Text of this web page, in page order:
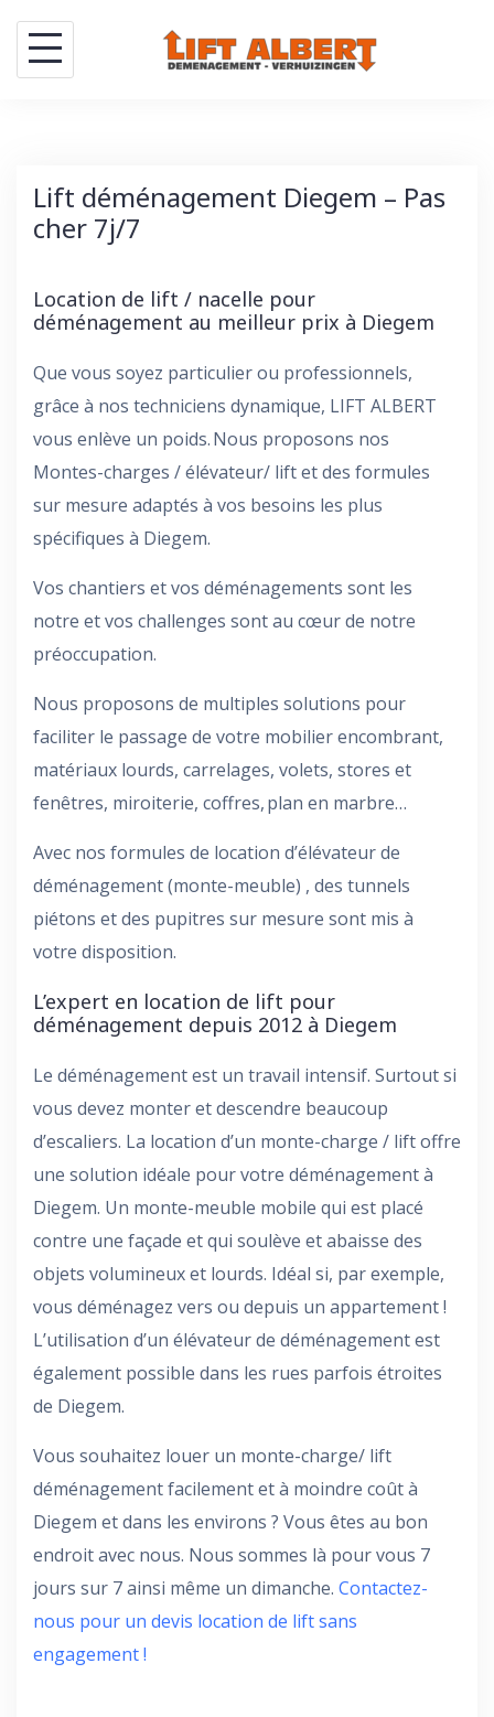
Skip
content
Lift déménagement Diegem – Pas
cher 7j/7
Location de lift / nacelle pour
déménagement au meilleur prix à Diegem
Que vous soyez particulier ou professionnels,
grâce à nos techniciens dynamique, LIFT ALBERT
vous enlève un poids. Nous proposons nos
Montes-charges / élévateur/ lift et des formules
sur mesure adaptés à vos besoins les plus
spécifiques à Diegem.
Vos chantiers et vos déménagements sont les
notre et vos challenges sont au cœur de notre
préoccupation.
Nous proposons de multiples solutions pour
faciliter le passage de votre mobilier encombrant,
matériaux lourds, carrelages, volets, stores et
fenêtres, miroiterie, coffres, plan en marbre…
Avec nos formules de location d’élévateur de
déménagement (monte-meuble) , des tunnels
piétons et des pupitres sur mesure sont mis à
votre disposition.
L’expert en location de lift pour
déménagement depuis 2012 à Diegem
Le déménagement est un travail intensif. Surtout si
vous devez monter et descendre beaucoup
d’escaliers. La location d’un monte-charge / lift offre
une solution idéale pour votre déménagement à
Diegem. Un monte-meuble mobile qui est placé
contre une façade et qui soulève et abaisse des
objets volumineux et lourds. Idéal si, par exemple,
vous déménagez vers ou depuis un appartement !
L’utilisation d’un élévateur de déménagement est
également possible dans les rues parfois étroites
de Diegem.
Vous souhaitez louer un monte-charge/ lift
déménagement facilement et à moindre coût à
Diegem et dans les environs ? Vous êtes au bon
endroit avec nous. Nous sommes là pour vous 7
jours sur 7 ainsi même un dimanche. Contactez-
nous pour un devis location de lift sans
engagement !